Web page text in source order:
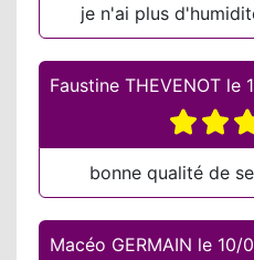
je n'ai plus
Faustine THEVENOT le
bonne qualité de
Macéo GERMAIN le 10/